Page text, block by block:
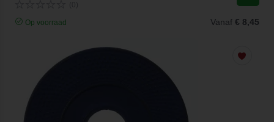
Op voorraad Vanaf € 8,45